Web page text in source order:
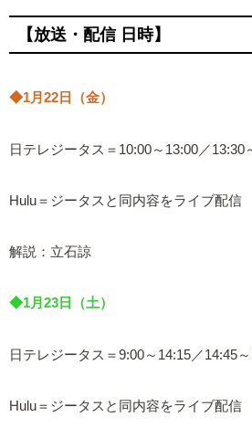
【放送・配信 日時】
◆1月22日（金）
日テレジータス＝10:00～13:00／13:30
Hulu＝ジータスと同内容をライブ配信
解説：立石諒
◆1月23日（土）
日テレジータス＝9:00～14:15／14:45
Hulu＝ジータスと同内容をライブ配信